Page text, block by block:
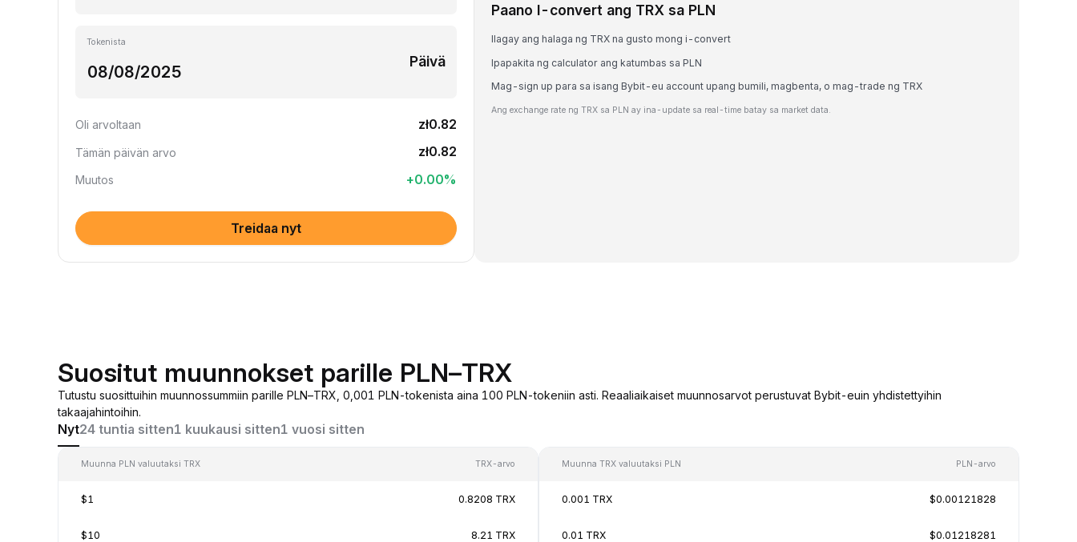
Tokenista
Päivä
Oli arvoltaan zł0.82
Tämän päivän arvo zł0.82
Muutos +0.00%
Treidaa nyt
Paano I-convert ang TRX sa PLN
Ilagay ang halaga ng TRX na gusto mong i-convert
Ipapakita ng calculator ang katumbas sa PLN
Mag-sign up para sa isang Bybit-eu account upang bumili, magbenta, o mag-trade ng TRX
Ang exchange rate ng TRX sa PLN ay ina-update sa real-time batay sa market data.
Suositut muunnokset parille PLN–TRX
Tutustu suosittuihin muunnossummiin parille PLN–TRX, 0,001 PLN-tokenista aina 100 PLN-tokeniin asti. Reaaliaikaiset muunnosarvot perustuvat Bybit-euin yhdistettyihin
takaajahintoihin.
Nyt24 tuntia sitten1 kuukausi sitten1 vuosi sitten
Muunna PLN valuutaksi TRX TRX-arvo
$1 0.8208 TRX
$10 8.21 TRX
Muunna TRX valuutaksi PLN PLN-arvo
0.001 TRX $0.00121828
0.01 TRX $0.01218281